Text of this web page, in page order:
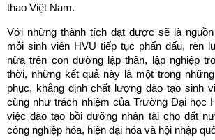
thao Việt Nam.
Với những thành tích đạt được sẽ là
mỗi sinh viên HVU tiếp tục phấn đấu, rèn
nữa trên con đường lập thân, lập nghiệp
thời, những kết quả này là một trong
phục, khẳng định chất lượng đào tạo sinh
cũng như trách nhiệm của Trường Đại học
việc đào tạo bồi dưỡng nhân tài cho đất
công nghiệp hóa, hiện đại hóa và hội nhập